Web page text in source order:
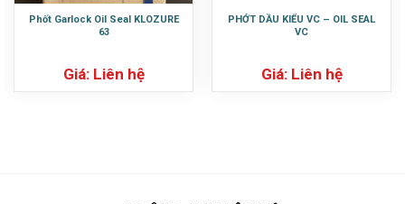
Phốt Garlock Oil Seal KLOZURE
63
Giá: Liên hệ
PHỚT DẦU KIỂU VC – OIL SEAL
VC
Giá: Liên hệ